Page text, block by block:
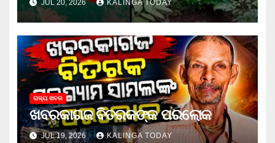
JUL 20, 2026 KALINGA TODAY
ରାଜ୍ୟ ଖବର
ଖବରକାଗଜ ବିତରକଙ୍କ ପରଲୋକ
JUL 19, 2026 KALINGA TODAY